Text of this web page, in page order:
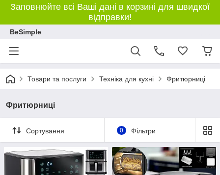
Заповнюйте всі Ваші дані в корзині для швидкої
відправки!
BeSimple
Товари та послуги Техніка для кухні Фритюрниці
Фритюрниці
Сортування 0 Фільтри